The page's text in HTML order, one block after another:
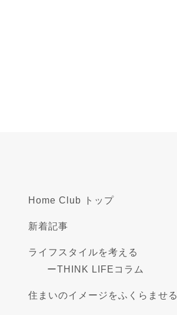
Home Club トップ
新着記事
ライフスタイルを考える
ーTHINK LIFEコラム
住まいのイメージをふくらませる